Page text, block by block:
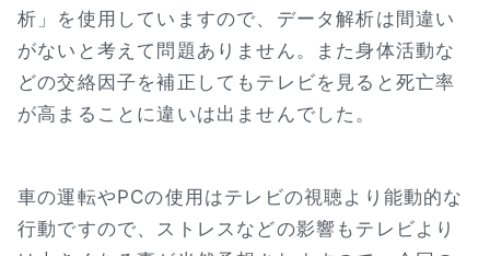
析」を使用していますので、データ解析は間違い
がないと考えて問題ありません。また身体活動な
どの交絡因子を補正してもテレビを見ると死亡率
が高まることに違いは出ませんでした。
車の運転やPCの使用はテレビの視聴より能動的な
行動ですので、ストレスなどの影響もテレビより